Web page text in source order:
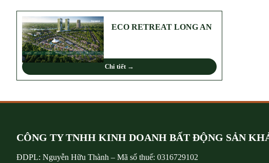
ECO RETREAT LONG AN
Chi tiết →
CÔNG TY TNHH KINH DOANH BẤT ĐỘNG SẢN
ĐDPL: Nguyễn Hữu Thành – Mã số thuế: 0316729102